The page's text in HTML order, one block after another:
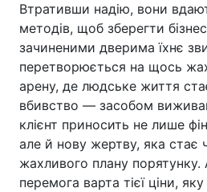
Втративши надію, вони
методів, щоб зберегти
зачиненими дверима їхнє
перетворюється на щось
арену, де людське життя
вбивство — засобом
клієнт приносить не лише
але й нову жертву, яка стає
жахливого плану порятунку.
перемога варта тієї ціни,